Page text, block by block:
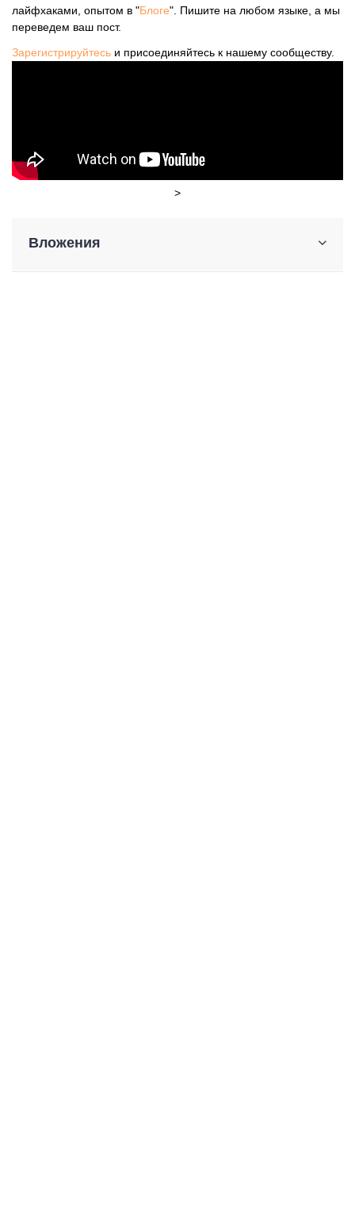
лайфхаками, опытом в "Блоге". Пишите на любом языке, а мы
переведем ваш пост.
Зарегистрируйтесь и присоединяйтесь к нашему сообществу.
>
Вложения